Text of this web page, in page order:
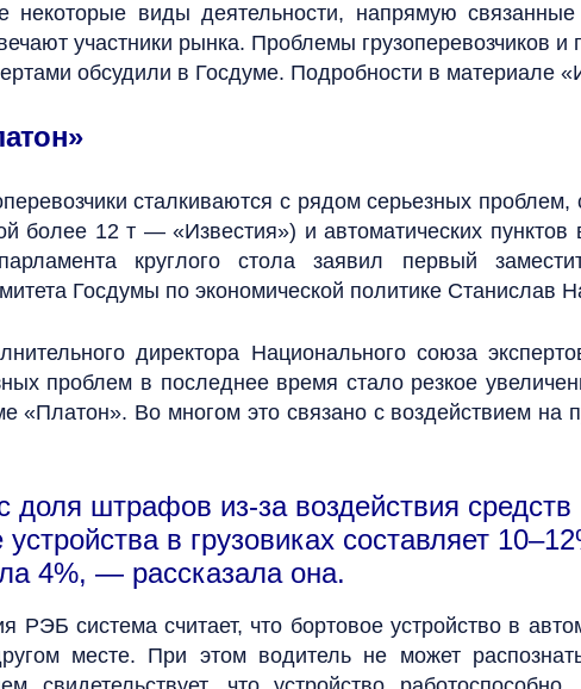
некоторые виды деятельности, напрямую
участники рынка. Проблемы грузоперевозчиков
обсудили в Госдуме. Подробности в материале
сталкиваются с рядом серьезных
более 12 т — «Известия») и автоматических
круглого стола заявил первый
Госдумы по экономической политике Станислав
директора Национального союза
проблем в последнее время стало резкое
«Платон». Во многом это связано с воздействием
штрафов из-за воздействия
устройства в грузовиках составляет
4%, — рассказала она.
РЭБ система считает, что бортовое устройство в
месте. При этом водитель не может